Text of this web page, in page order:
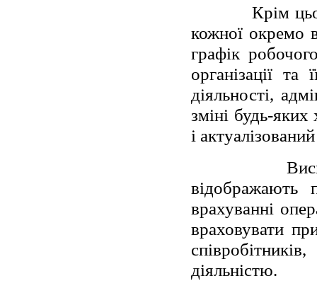
Крім
кожної окремо
графік
організації та
діяльності,
зміні будь-
і
відображають
врахуванні
враховувати
діяльністю.